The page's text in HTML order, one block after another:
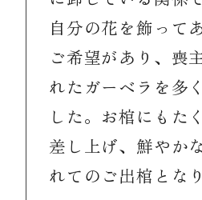
自分の花を飾って
ご希望があり、喪
れたガーベラを多
した。お棺にもた
差し上げ、鮮やか
れてのご出棺とな